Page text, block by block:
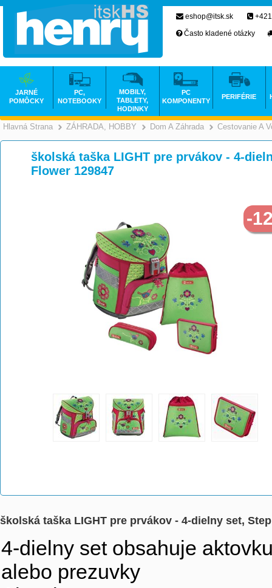
Hlavná Strana >
ZÁHRADA, HOBBY >
Dom A Záhrada Cestovanie A
školská taška LIGHT pre prvákov - 4-
Flower 129847
-
školská taška LIGHT pre prvákov - 4-dielny set,
4-dielny set obsahuje
alebo prezuvky
eshop@itsk.sk
Často kladené otázky
JARNÉ
POMÔCKY
PC,
NOTEBOOKY
MOBILY,
TABLETY,
HODINKY
PC
KOMPONENTY
PERIFÉRIE